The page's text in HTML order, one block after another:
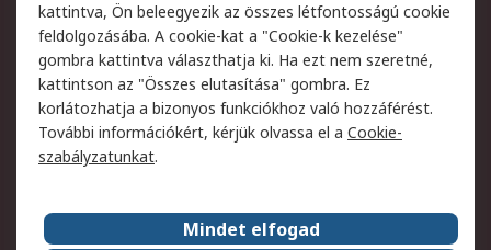
Adatvédelmi
szabályzat
Az RS értékesítési
feltételei
Cookie szabályzat
Email biztonság
Webhelyre vonatkozó
feltételek
Weboldal felhasználói
szabályzata
Képviseletek
kattintva, Ön beleegyezik az összes létfontosságú cookie
feldolgozásába. A cookie-kat a "Cookie-k kezelése"
gombra kattintva választhatja ki. Ha ezt nem szeretné,
kattintson az "Összes elutasítása" gombra. Ez
korlátozhatja a bizonyos funkciókhoz való hozzáférést.
További információkért, kérjük olvassa el a Cookie-
szabályzatunkat.
Mindet elfogad